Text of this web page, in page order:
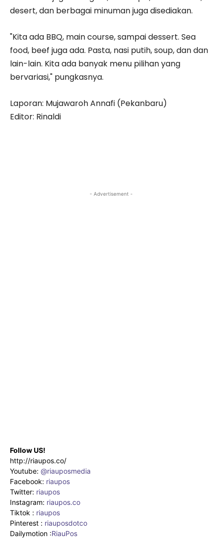
desert, dan berbagai minuman juga disediakan.
"Kita ada BBQ, main course, sampai dessert. Sea
food, beef juga ada. Pasta, nasi putih, soup, dan dan
lain-lain. Kita ada banyak menu pilihan yang
bervariasi," pungkasnya.
Laporan: Mujawaroh Annafi (Pekanbaru)
Editor: Rinaldi
- Advertisement -
Follow US!
http://riaupos.co/
Youtube: @riauposmedia
Facebook: riaupos
Twitter: riaupos
Instagram: riaupos.co
Tiktok : riaupos
Pinterest : riauposdotco
Dailymotion :RiauPos